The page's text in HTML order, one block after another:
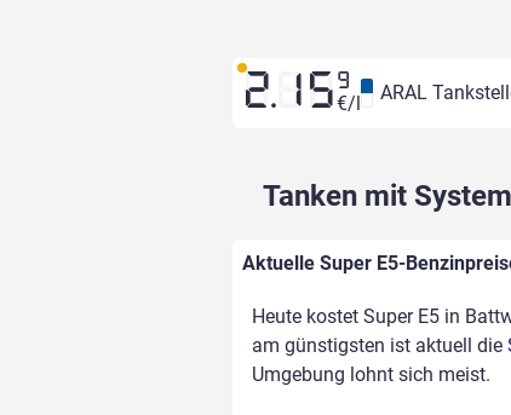
2.15 9
€/l ARAL
Tanken mit
Aktuelle Super E5-
Heute kostet Super E5 in
am günstigsten ist aktuell die
Umgebung lohnt sich meist.